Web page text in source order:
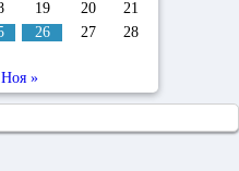
19 20
21
26 27
28
Ноя »